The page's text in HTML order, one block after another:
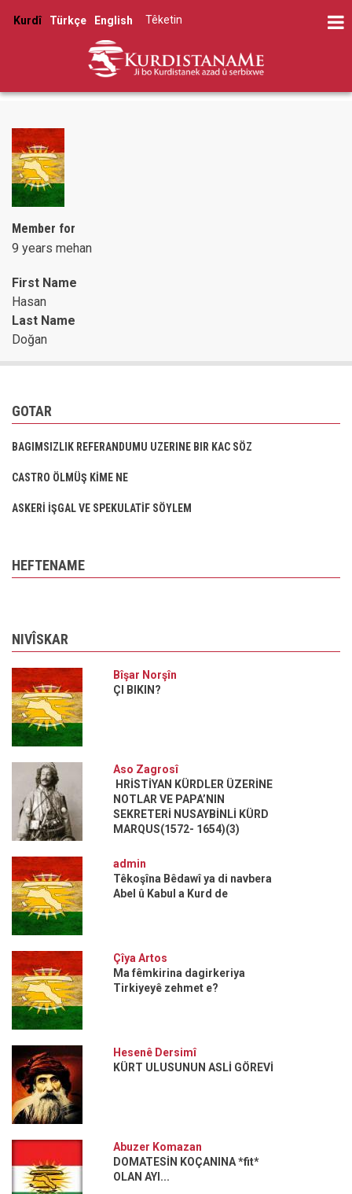
Kurdî Türkçe English
account
menu
Têketin
Member for
9 years mehan
First Name
Hasan
Last Name
Doğan
GOTAR
BAGIMSIZLIK REFERANDUMU UZERINE BIR KAC SÖZ
CASTRO ÖLMÜŞ KİME NE
ASKERİ İŞGAL VE SPEKULATİF SÖYLEM
HEFTENAME
NIVÎSKAR
Bîşar Norşîn
ÇI BIKIN?
Aso Zagrosî
HRİSTİYAN KÜRDLER ÜZERİNE
NOTLAR VE PAPA’NIN
SEKRETERİ NUSAYBİNLİ KÜRD
MARQUS(1572- 1654)(3)
admin
Têkoşîna Bêdawî ya di navbera
Abel û Kabul a Kurd de
Çîya Artos
Ma fêmkirina dagirkeriya
Tirkiyeyê zehmet e?
Hesenê Dersimî
KÜRT ULUSUNUN ASLİ GÖREVİ
Abuzer Komazan
DOMATESİN KOÇANINA *fit*
OLAN AYI...